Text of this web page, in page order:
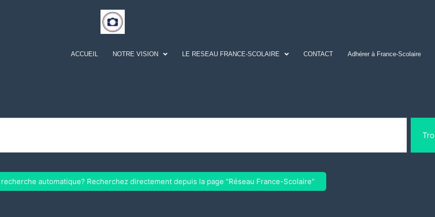
ACCUEIL NOTRE VISION LE RESEAU FRANCE-SCOLAIRE CONTACT Adhérer à France-Scolaire
automatique? Recherchez directement depuis la page "Réseau France-Scolaire"